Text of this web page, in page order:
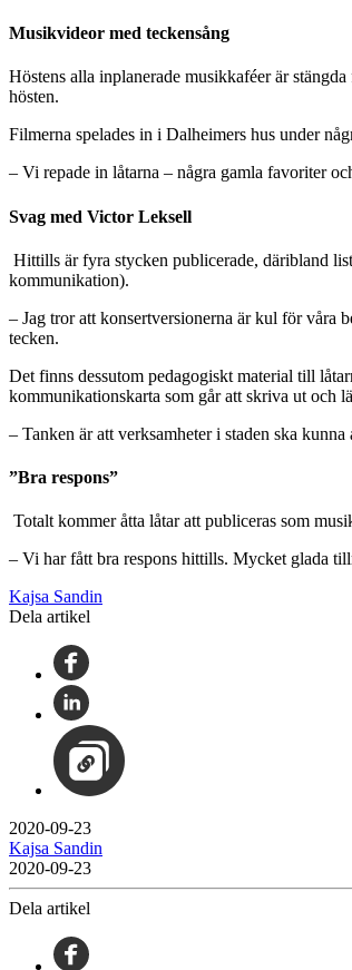
Musikvideor med teckensång
Höstens alla inplanerade musikkaféer är
hösten.
Filmerna spelades in i Dalheimers hus under
– Vi repade in låtarna – några gamla favoriter
Svag med Victor Leksell
Hittills är fyra stycken publicerade, däribland
kommunikation).
– Jag tror att konsertversionerna är kul för våra
tecken.
Det finns dessutom pedagogiskt material till
kommunikationskarta som går att skriva ut och
– Tanken är att verksamheter i staden ska
”Bra respons”
Totalt kommer åtta låtar att publiceras som
– Vi har fått bra respons hittills. Mycket glada
Kajsa Sandin
Dela artikel
2020-09-23
Kajsa Sandin
2020-09-23
Dela artikel